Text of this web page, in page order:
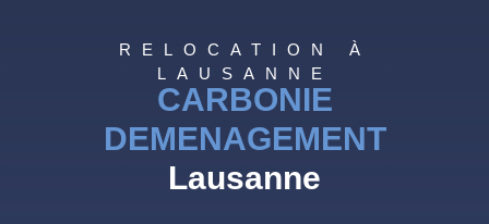
RELOCATION À
LAUSANNE
CARBONIE
DEMENAGEMENT
Lausanne